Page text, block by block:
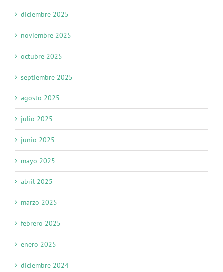
diciembre 2025
noviembre 2025
octubre 2025
septiembre 2025
agosto 2025
julio 2025
junio 2025
mayo 2025
abril 2025
marzo 2025
febrero 2025
enero 2025
diciembre 2024